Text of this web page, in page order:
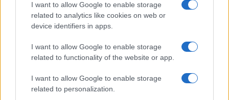
I want to allow Google to enable storage
related to analytics like cookies on web or
device identifiers in apps.
I want to allow Google to enable storage
related to functionality of the website or app.
I want to allow Google to enable storage
related to personalization.
CARNES